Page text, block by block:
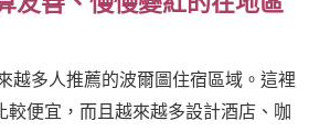
越多人推薦的波爾圖住宿區域。這裡
較便宜，而且越來越多設計酒店、咖